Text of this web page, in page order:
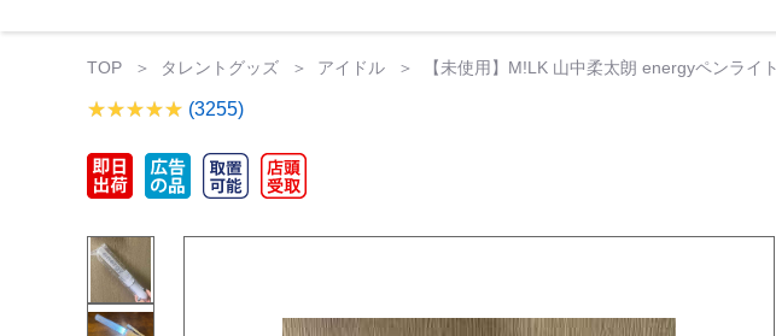
TOP タレントグッズ アイドル 【未使用】M!LK 山中柔太朗 energyペンラ
(3255)